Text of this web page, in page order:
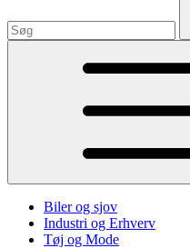
Biler og sjov
Industri og Erhverv
Tøj og Mode